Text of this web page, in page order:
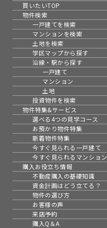
買いたいTOP
物件検索
一戸建てを検索
マンションを検索
土地を検索
学区マップから探す
沿線・駅から探す
一戸建て
マンション
土地
投資物件を検索
物件特集&サービス
選べる4つの見学コース
お預かり物件特集
新着物件特集
今すぐ見られる一戸建て
今すぐ見られるマンション
購入お役立ち情報
不動産購入の基礎知識
資金計画はどう立てる？
物件の選び方
お客様の声
来店予約
購入Q＆A